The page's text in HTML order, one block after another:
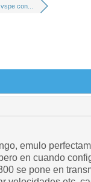
con...
emulo
en cuando
se pone en